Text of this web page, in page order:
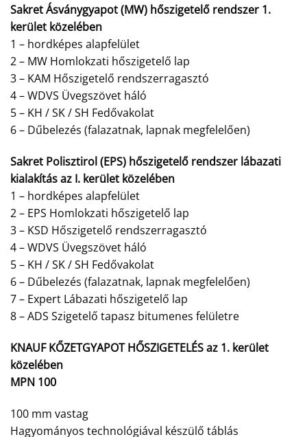
Sakret Ásványgyapot (MW) hőszigetelő rendszer 1.
kerület közelében
1 – hordképes alapfelület
2 – MW Homlokzati hőszigetelő lap
3 – KAM Hőszigetelő rendszerragasztó
4 – WDVS Üvegszövet háló
5 – KH / SK / SH Fedővakolat
6 – Dűbelezés (falazatnak, lapnak megfelelően)
Sakret Polisztirol (EPS) hőszigetelő rendszer lábazati
kialakítás az I. kerület közelében
1 – hordképes alapfelület
2 – EPS Homlokzati hőszigetelő lap
3 – KSD Hőszigetelő rendszerragasztó
4 – WDVS Üvegszövet háló
5 – KH / SK / SH Fedővakolat
6 – Dűbelezés (falazatnak, lapnak megfelelően)
7 – Expert Lábazati hőszigetelő lap
8 – ADS Szigetelő tapasz bitumenes felületre
KNAUF KŐZETGYAPOT HŐSZIGETELÉS az 1. kerület
közelében
MPN 100
100 mm vastag
Hagyományos technológiával készülő táblás